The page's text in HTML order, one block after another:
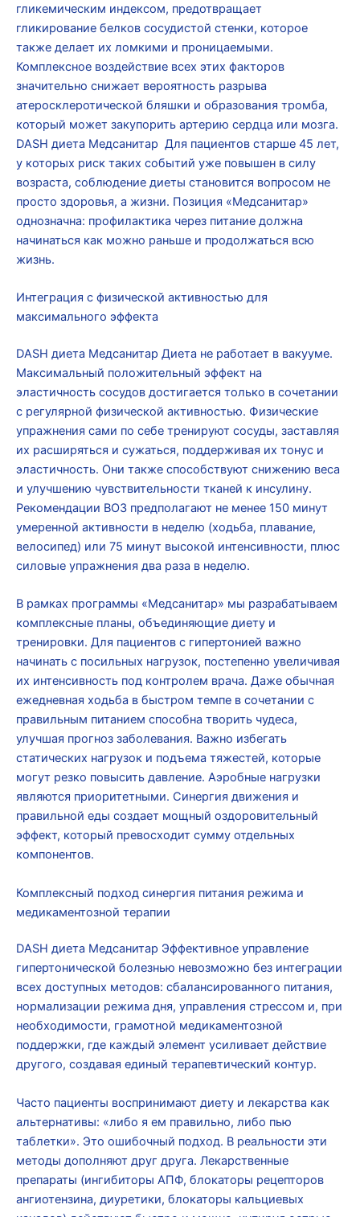
гликемическим индексом, предотвращает
гликирование белков сосудистой стенки, которое
также делает их ломкими и проницаемыми.
Комплексное воздействие всех этих факторов
значительно снижает вероятность разрыва
атеросклеротической бляшки и образования тромба,
который может закупорить артерию сердца или мозга.
DASH диета Медсанитар Для пациентов старше 45 лет,
у которых риск таких событий уже повышен в силу
возраста, соблюдение диеты становится вопросом не
просто здоровья, а жизни. Позиция «Медсанитар»
однозначна: профилактика через питание должна
начинаться как можно раньше и продолжаться всю
жизнь.
Интеграция с физической активностью для
максимального эффекта
DASH диета Медсанитар Диета не работает в вакууме.
Максимальный положительный эффект на
эластичность сосудов достигается только в сочетании
с регулярной физической активностью. Физические
упражнения сами по себе тренируют сосуды, заставляя
их расширяться и сужаться, поддерживая их тонус и
эластичность. Они также способствуют снижению веса
и улучшению чувствительности тканей к инсулину.
Рекомендации ВОЗ предполагают не менее 150 минут
умеренной активности в неделю (ходьба, плавание,
велосипед) или 75 минут высокой интенсивности, плюс
силовые упражнения два раза в неделю.
В рамках программы «Медсанитар» мы разрабатываем
комплексные планы, объединяющие диету и
тренировки. Для пациентов с гипертонией важно
начинать с посильных нагрузок, постепенно увеличивая
их интенсивность под контролем врача. Даже обычная
ежедневная ходьба в быстром темпе в сочетании с
правильным питанием способна творить чудеса,
улучшая прогноз заболевания. Важно избегать
статических нагрузок и подъема тяжестей, которые
могут резко повысить давление. Аэробные нагрузки
являются приоритетными. Синергия движения и
правильной еды создает мощный оздоровительный
эффект, который превосходит сумму отдельных
компонентов.
Комплексный подход синергия питания режима и
медикаментозной терапии
DASH диета Медсанитар Эффективное управление
гипертонической болезнью невозможно без интеграции
всех доступных методов: сбалансированного питания,
нормализации режима дня, управления стрессом и, при
необходимости, грамотной медикаментозной
поддержки, где каждый элемент усиливает действие
другого, создавая единый терапевтический контур.
Часто пациенты воспринимают диету и лекарства как
альтернативы: «либо я ем правильно, либо пью
таблетки». Это ошибочный подход. В реальности эти
методы дополняют друг друга. Лекарственные
препараты (ингибиторы АПФ, блокаторы рецепторов
ангиотензина, диуретики, блокаторы кальциевых